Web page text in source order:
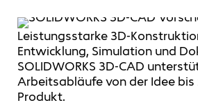
Leistungsstarke 3D-
Entwicklung, Simulation und
SOLIDWORKS 3D-CAD
Arbeitsabläufe von der Idee
Produkt.